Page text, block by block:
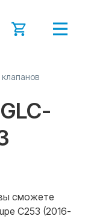
сможете
C253 (2016-